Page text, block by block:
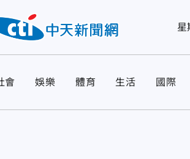
星
會 娛樂 體育 生活 國際